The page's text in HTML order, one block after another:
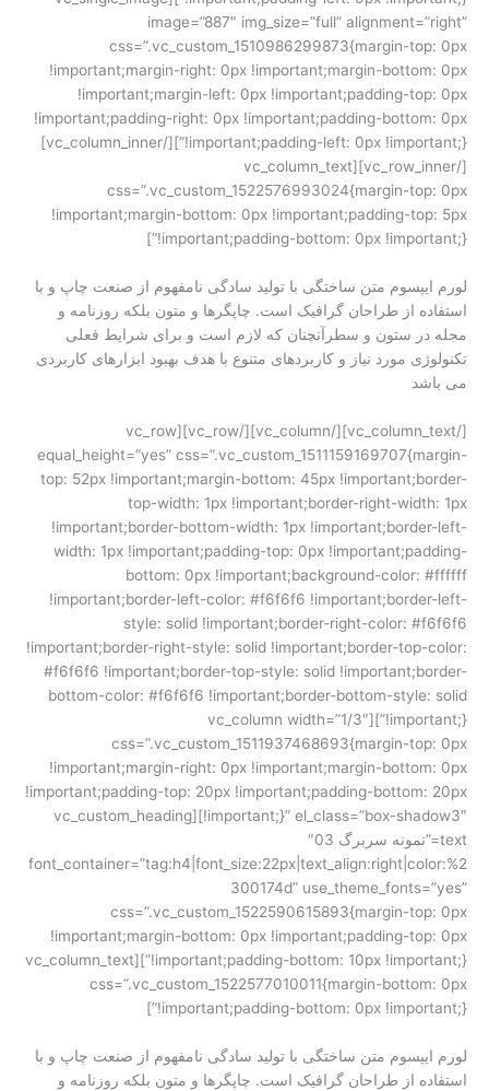
image=”887″ img_size=”full” alignment=”right”
css=”.vc_custom_1510986299873{margin-top: 0px
!important;margin-right: 0px !important;margin-bottom: 0px
!important;margin-left: 0px !important;padding-top: 0px
!important;padding-right: 0px !important;padding-bottom: 0px
!important;padding-left: 0px !important;}”][/vc_column_inner]
[/vc_row_inner][vc_column_text
css=”.vc_custom_1522576993024{margin-top: 0px
!important;margin-bottom: 0px !important;padding-top: 5px
!important;padding-bottom: 0px !important;}”]
لورم ایپسوم متن ساختگی با تولید سادگی نامفهوم از صنعت چاپ و با
استفاده از طراحان گرافیک است. چاپگرها و متون بلکه روزنامه و
مجله در ستون و سطرآنچنان که لازم است و برای شرایط فعلی
تکنولوژی مورد نیاز و کاربردهای متنوع با هدف بهبود ابزارهای کاربردی
می باشد
[/vc_column_text][/vc_column][/vc_row][vc_row
equal_height=”yes” css=”.vc_custom_1511159169707{margin-
top: 52px !important;margin-bottom: 45px !important;border-
top-width: 1px !important;border-right-width: 1px
!important;border-bottom-width: 1px !important;border-left-
width: 1px !important;padding-top: 0px !important;padding-
bottom: 0px !important;background-color: #ffffff
!important;border-left-color: #f6f6f6 !important;border-left-
style: solid !important;border-right-color: #f6f6f6
!important;border-right-style: solid !important;border-top-color:
#f6f6f6 !important;border-top-style: solid !important;border-
bottom-color: #f6f6f6 !important;border-bottom-style: solid
!important;}”][vc_column width=”1/3″
css=”.vc_custom_1511937468693{margin-top: 0px
!important;margin-right: 0px !important;margin-bottom: 0px
!important;padding-top: 20px !important;padding-bottom: 20px
!important;}” el_class=”box-shadow3″][vc_custom_heading
text=”نمونه سربرگ 03″
font_container=”tag:h4|font_size:22px|text_align:right|color:%2
300174d” use_theme_fonts=”yes”
css=”.vc_custom_1522590615893{margin-top: 0px
!important;margin-bottom: 0px !important;padding-top: 0px
!important;padding-bottom: 10px !important;}”][vc_column_text
css=”.vc_custom_1522577010011{margin-bottom: 0px
!important;padding-bottom: 0px !important;}”]
لورم ایپسوم متن ساختگی با تولید سادگی نامفهوم از صنعت چاپ و با
استفاده از طراحان گرافیک است. چاپگرها و متون بلکه روزنامه و